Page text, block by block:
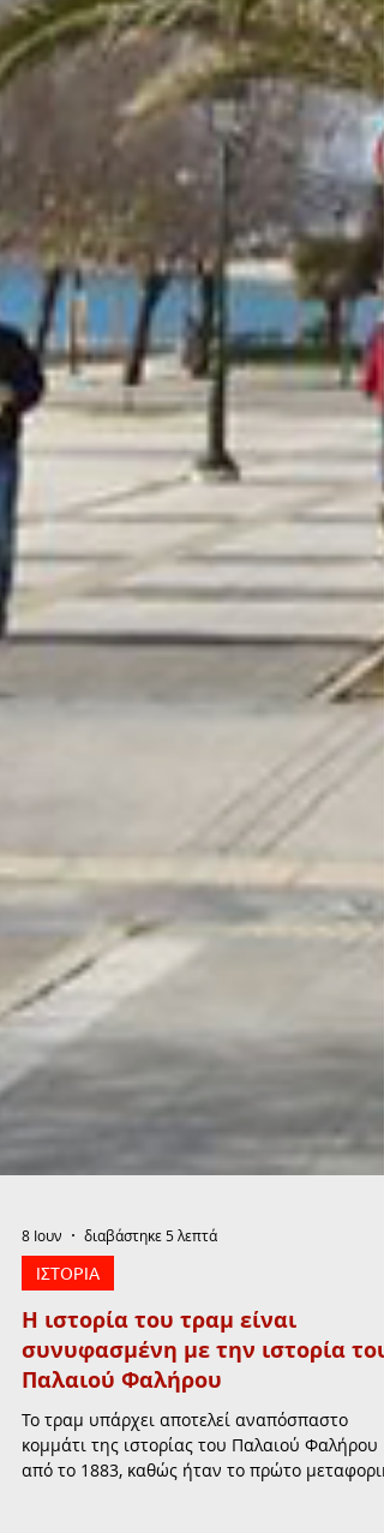
8 Ιουν διαβάστηκε 5 λεπτά
ΙΣΤΟΡΙΑ
Η ιστορία του τραμ είναι
συνυφασμένη με την ιστορία του
Παλαιού Φαλήρου